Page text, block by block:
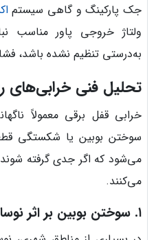
جک پارکینگ و گاهی سیستم
ولتاژ خروجی پاور مناسب
به‌درستی تنظیم نشده باشد،
تحلیل فنی خرابی‌های
خرابی قفل برقی معمولاً
سوختن بوبین یا شکستگی
می‌شود که اگر جدی گرفته
می‌کنند.
۱. سوختن بوبین بر اثر نوسان برق